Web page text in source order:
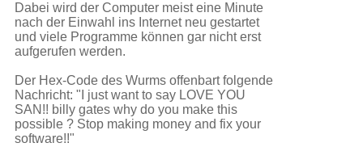
Dabei wird der Computer meist eine Minute
nach der Einwahl ins Internet neu gestartet
und viele Programme können gar nicht erst
aufgerufen werden.
Der Hex-Code des Wurms offenbart folgende
Nachricht: "I just want to say LOVE YOU
SAN!! billy gates why do you make this
possible ? Stop making money and fix your
software!!"